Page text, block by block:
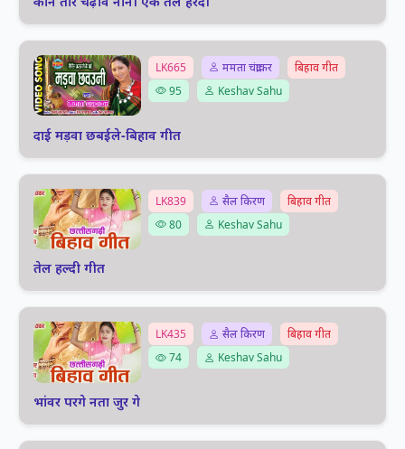
LK665 ममता चंद्राकर
बिहाव गीत
95
Keshav Sahu
दाई मड़वा छबईले-बिहाव गीत
LK839 सैल किरण
बिहाव गीत
80
Keshav Sahu
तेल हल्दी गीत
LK435 सैल किरण
बिहाव गीत
74
Keshav Sahu
भांवर परगे नता जुर गे